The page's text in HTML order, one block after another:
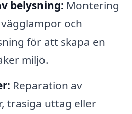
belysning: Montering
och
för att skapa en
miljö.
Reparation av
trasiga uttag eller